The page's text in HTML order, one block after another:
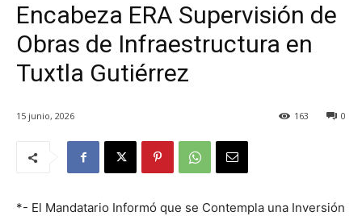
Encabeza ERA Supervisión de
Obras de Infraestructura en
Tuxtla Gutiérrez
15 junio, 2026 0
163
*- El Mandatario Informó que se Contempla una Inversión